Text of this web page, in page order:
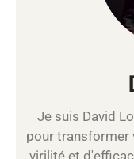
Je suis David
pour transformer